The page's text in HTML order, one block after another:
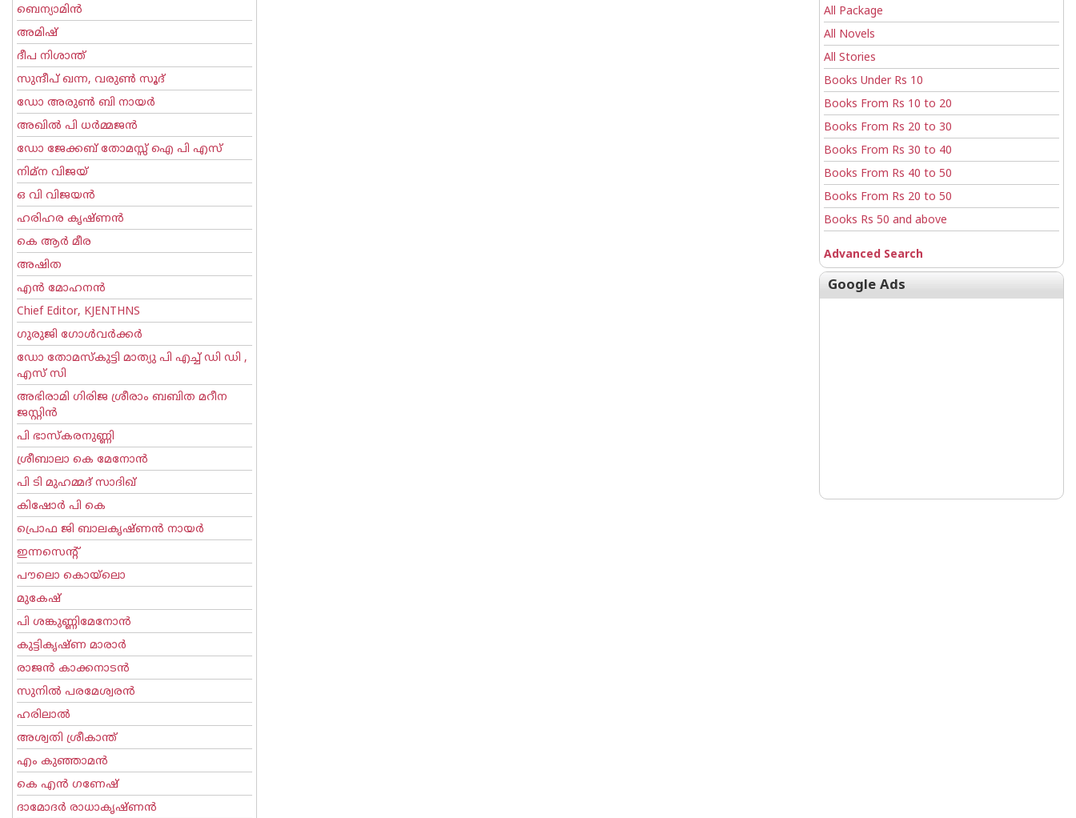
ബെന്യാമിന്‍
അമിഷ്
ദീപ നിശാന്ത്
സുന്ദീപ് ഖന്ന, വരുൺ സൂദ്
ഡോ അരുണ്‍ ബി നായര്‍
അഖില്‍ പി ധര്‍മ്മജന്‍
ഡോ ജേക്കബ് തോമസ്സ് ഐ പി എസ്
നിമ്ന വിജയ്
ഒ വി വിജയന്‍
ഹരിഹര കൃഷ്ണൻ
കെ ആര്‍ മീര
അഷിത
എന്‍ മോഹനന്‍
Chief Editor, KJENTHNS
ഗുരുജി ഗോള്‍‌വര്‍ക്കര്‍
ഡോ തോമസ്കുട്ടി മാത്യു പി എച്ച് ഡി ഡി ,
എസ് സി
അഭിരാമി ഗിരിജ ശ്രീരാം ബബിത മറീന
ജസ്റ്റിന്‍
പി ഭാസ്കരനുണ്ണി
ശ്രീബാലാ കെ മേനോന്‍
പി ടി മുഹമ്മദ് സാദിഖ്‌
കിഷോർ പി കെ
പ്രൊഫ ജി ബാലകൃഷ്ണന്‍ നായര്‍
ഇന്നസെന്റ്‌
പൗലൊ കൊയ്ലൊ
മുകേഷ്
പി ശങ്കുണ്ണിമേനോന്‍
കുട്ടികൃഷ്ണ മാരാര്‍
രാജന്‍ കാക്കനാടന്‍
സുനില്‍ പരമേശ്വരന്‍
ഹരിലാല്‍
അശ്വതി ശ്രീകാന്ത്
എം കുഞ്ഞാമന്‍
കെ എന്‍ ഗണേഷ്
ദാമോദർ രാധാകൃഷ്ണൻ
All Package
All Novels
All Stories
Books Under Rs 10
Books From Rs 10 to 20
Books From Rs 20 to 30
Books From Rs 30 to 40
Books From Rs 40 to 50
Books From Rs 20 to 50
Books Rs 50 and above
Advanced Search
Google Ads